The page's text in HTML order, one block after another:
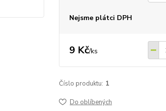
Nejsme plátci DPH
9 Kč/ks
Číslo produktu: 1
Do oblíbených